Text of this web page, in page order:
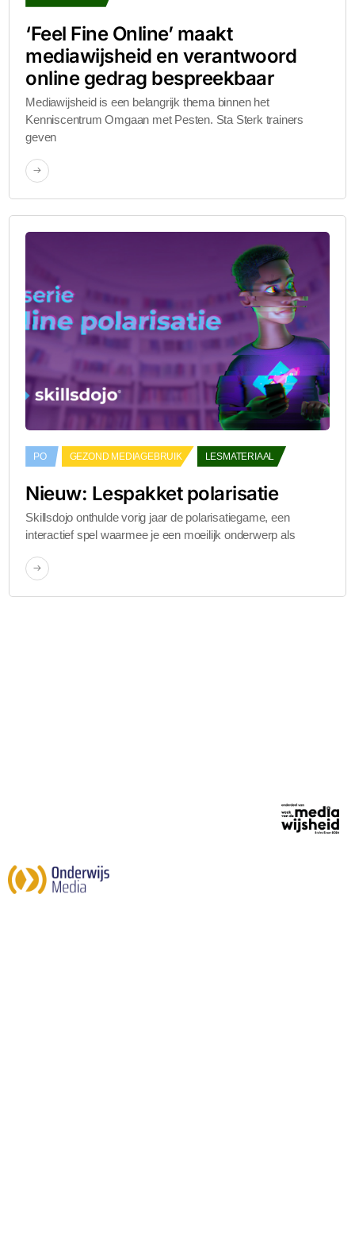
‘Feel Fine Online’ maakt
mediawijsheid en verantwoord
online gedrag bespreekbaar
Mediawijsheid is een belangrijk thema binnen het
Kenniscentrum Omgaan met Pesten. Sta Sterk trainers
geven
PO GEZOND MEDIAGEBRUIK LESMATERIAAL
Nieuw: Lespakket polarisatie
Skillsdojo onthulde vorig jaar de polarisatiegame, een
interactief spel waarmee je een moeilijk onderwerp als